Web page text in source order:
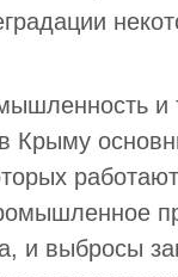
и
Крыму
и выбросы